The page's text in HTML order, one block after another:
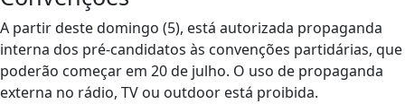
A partir deste domingo (5), está autorizada propaganda
interna dos pré-candidatos às convenções partidárias, que
poderão começar em 20 de julho. O uso de propaganda
externa no rádio, TV ou outdoor está proibida.